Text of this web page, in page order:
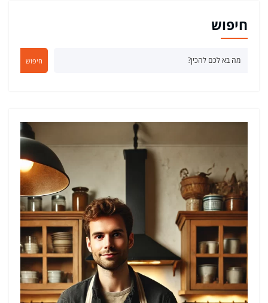
חיפוש
חיפוש